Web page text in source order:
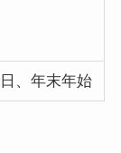
、年末年始